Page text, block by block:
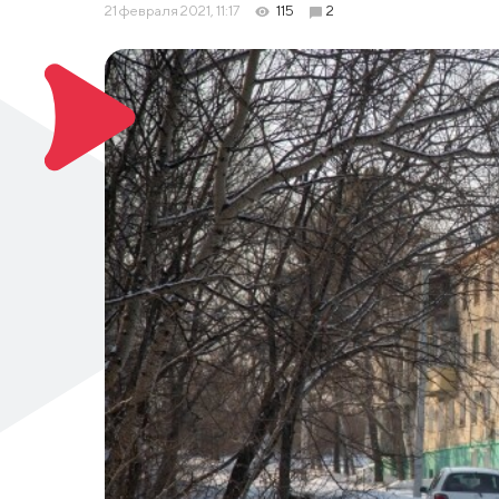
21 февраля 2021, 11:17 115 2